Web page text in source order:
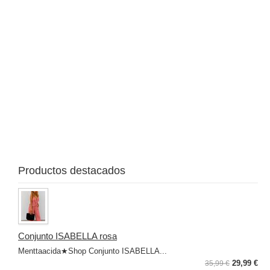
Productos destacados
Conjunto ISABELLA rosa
Menttaacida★Shop Conjunto ISABELLA...
35,99 € 29,99 €